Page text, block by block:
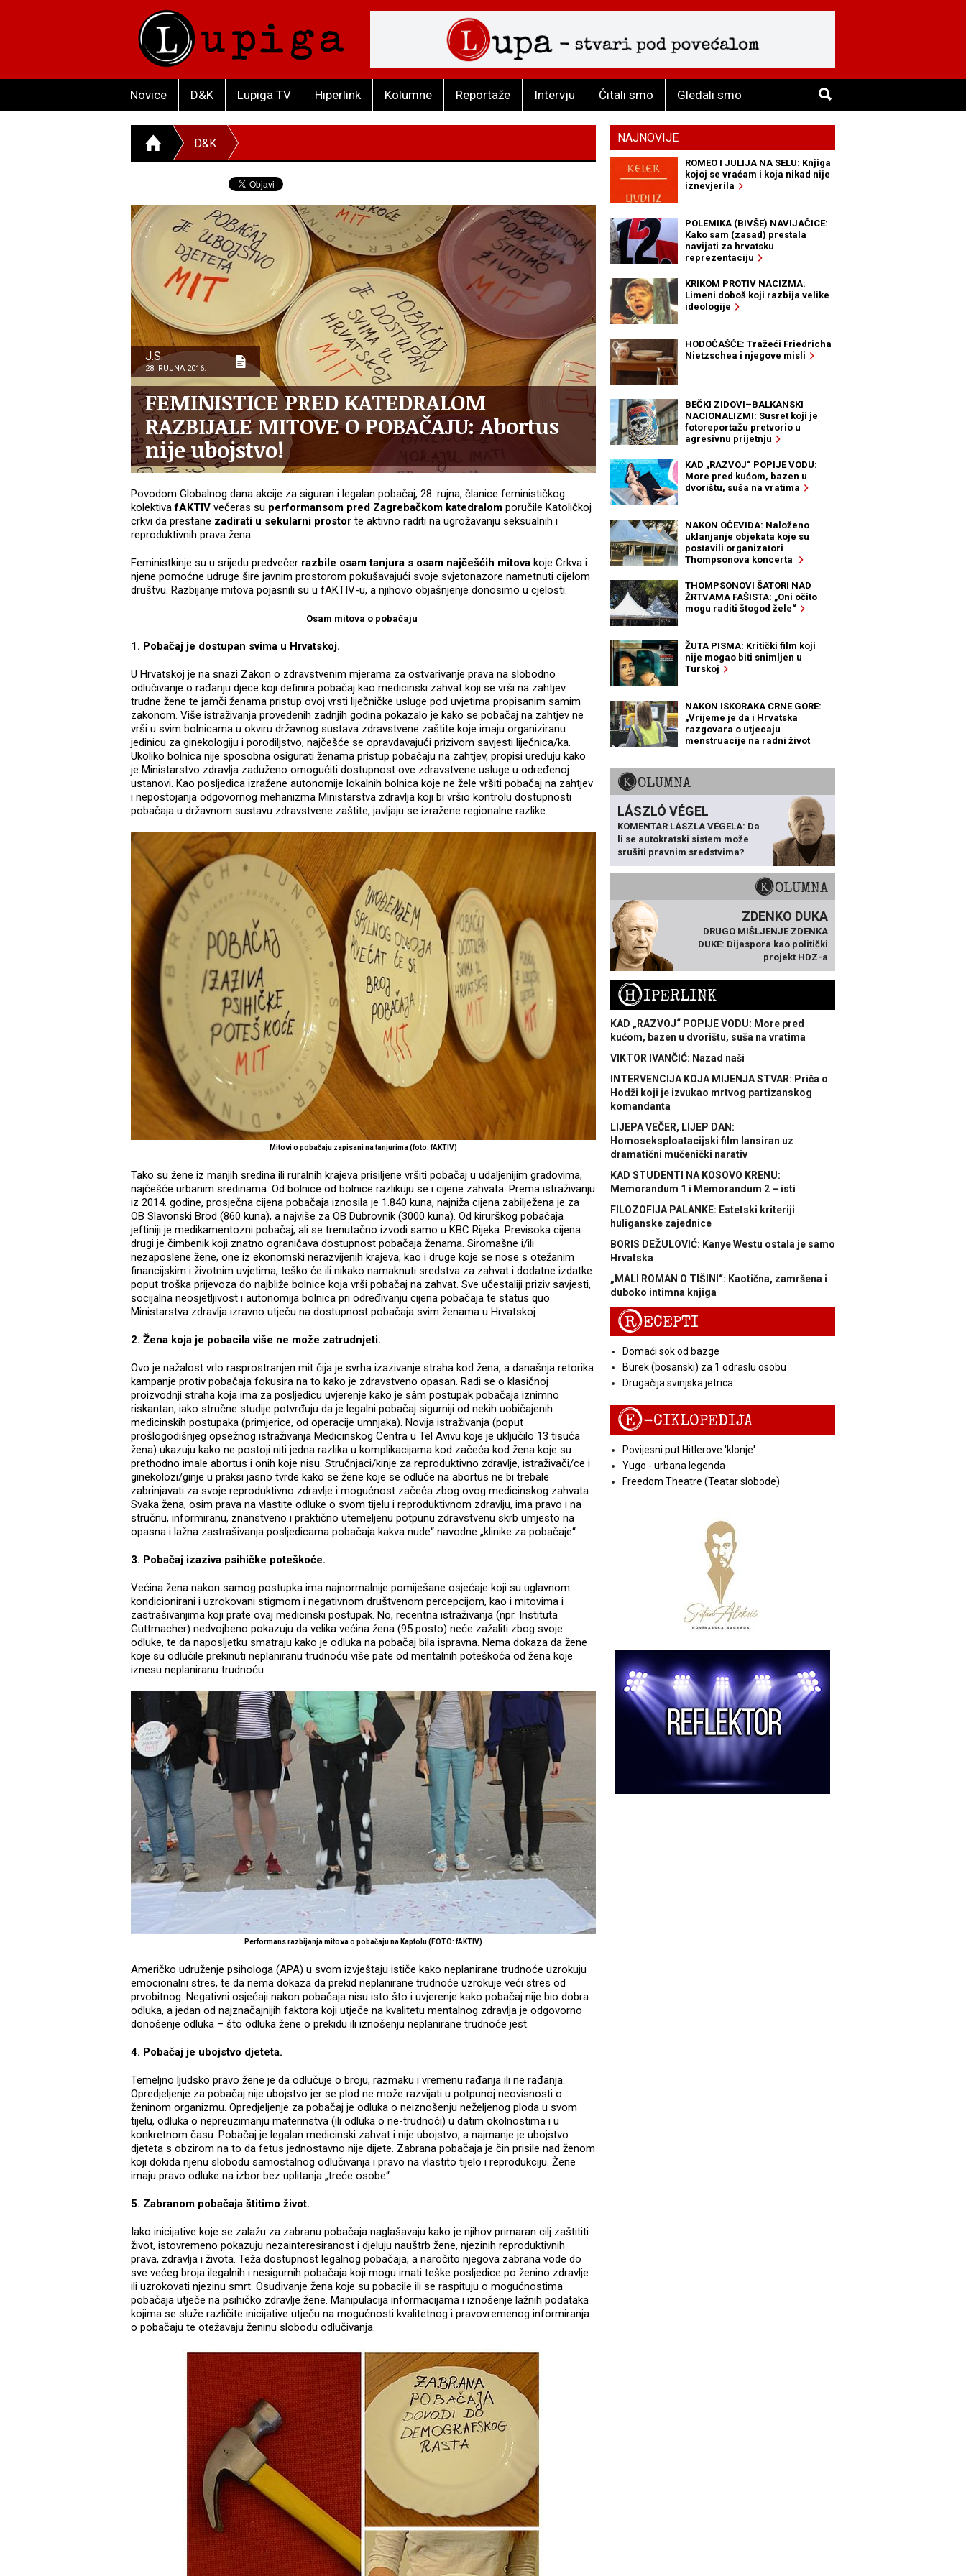
Novice D&K Lupiga TV Hiperlink Kolumne Reportaže Intervju Čitali smo Gledali smo
D&K
J.S.
28. RUJNA 2016.
FEMINISTICE PRED KATEDRALOM
RAZBIJALE MITOVE O POBAČAJU: Abortus
nije ubojstvo!
Povodom Globalnog dana akcije za siguran i legalan pobačaj, 28. rujna, članice feminističkog
kolektivafAKTIV večeras su performansom pred Zagrebačkom katedralom poručile Katoličkoj
crkvi da prestane zadirati u sekularni prostor te aktivno raditi na ugrožavanju seksualnih i
reproduktivnih prava žena.
Feministkinje su u srijedu predvečer razbile osam tanjura s osam najčešćih mitova koje Crkva i
njene pomoćne udruge šire javnim prostorom pokušavajući svoje svjetonazore nametnuti cijelom
društvu. Razbijanje mitova pojasnili su u fAKTIV-u, a njihovo objašnjenje donosimo u cjelosti.
Osam mitova o pobačaju
1. Pobačaj je dostupan svima u Hrvatskoj.
U Hrvatskoj je na snazi Zakon o zdravstvenim mjerama za ostvarivanje prava na slobodno
odlučivanje o rađanju djece koji definira pobačaj kao medicinski zahvat koji se vrši na zahtjev
trudne žene te jamči ženama pristup ovoj vrsti liječničke usluge pod uvjetima propisanim samim
zakonom. Više istraživanja provedenih zadnjih godina pokazalo je kako se pobačaj na zahtjev ne
vrši u svim bolnicama u okviru državnog sustava zdravstvene zaštite koje imaju organiziranu
jedinicu za ginekologiju i porodiljstvo, najčešće se opravdavajući prizivom savjesti liječnica/ka.
Ukoliko bolnica nije sposobna osigurati ženama pristup pobačaju na zahtjev, propisi uređuju kako
je Ministarstvo zdravlja zaduženo omogućiti dostupnost ove zdravstvene usluge u određenoj
ustanovi. Kao posljedica izražene autonomije lokalnih bolnica koje ne žele vršiti pobačaj na zahtjev
i nepostojanja odgovornog mehanizma Ministarstva zdravlja koji bi vršio kontrolu dostupnosti
pobačaja u državnom sustavu zdravstvene zaštite, javljaju se izražene regionalne razlike.
Mitovi o pobačaju zapisani na tanjurima (foto: fAKTIV)
Tako su žene iz manjih sredina ili ruralnih krajeva prisiljene vršiti pobačaj u udaljenijim gradovima,
najčešće urbanim sredinama. Od bolnice od bolnice razlikuju se i cijene zahvata. Prema istraživanju
iz 2014. godine, prosječna cijena pobačaja iznosila je 1.840 kuna, najniža cijena zabilježena je za
OB Slavonski Brod (860 kuna), a najviše za OB Dubrovnik (3000 kuna). Od kirurškog pobačaja
jeftiniji je medikamentozni pobačaj, ali se trenutačno izvodi samo u KBC Rijeka. Previsoka cijena
drugi je čimbenik koji znatno ograničava dostupnost pobačaja ženama. Siromašne i/ili
nezaposlene žene, one iz ekonomski nerazvijenih krajeva, kao i druge koje se nose s otežanim
financijskim i životnim uvjetima, teško će ili nikako namaknuti sredstva za zahvat i dodatne izdatke
poput troška prijevoza do najbliže bolnice koja vrši pobačaj na zahvat. Sve učestaliji priziv savjesti,
socijalna neosjetljivost i autonomija bolnica pri određivanju cijena pobačaja te status quo
Ministarstva zdravlja izravno utječu na dostupnost pobačaja svim ženama u Hrvatskoj.
2. Žena koja je pobacila više ne može zatrudnjeti.
Ovo je nažalost vrlo rasprostranjen mit čija je svrha izazivanje straha kod žena, a današnja retorika
kampanje protiv pobačaja fokusira na to kako je zdravstveno opasan. Radi se o klasičnoj
proizvodnji straha koja ima za posljedicu uvjerenje kako je sâm postupak pobačaja iznimno
riskantan, iako stručne studije potvrđuju da je legalni pobačaj sigurniji od nekih uobičajenih
medicinskih postupaka (primjerice, od operacije umnjaka). Novija istraživanja (poput
prošlogodišnjeg opsežnog istraživanja Medicinskog Centra u Tel Avivu koje je uključilo 13 tisuća
žena) ukazuju kako ne postoji niti jedna razlika u komplikacijama kod začeća kod žena koje su
prethodno imale abortus i onih koje nisu. Stručnjaci/kinje za reproduktivno zdravlje, istraživači/ce i
ginekolozi/ginje u praksi jasno tvrde kako se žene koje se odluče na abortus ne bi trebale
zabrinjavati za svoje reproduktivno zdravlje i mogućnost začeća zbog ovog medicinskog zahvata.
Svaka žena, osim prava na vlastite odluke o svom tijelu i reproduktivnom zdravlju, ima pravo i na
stručnu, informiranu, znanstveno i praktično utemeljenu potpunu zdravstvenu skrb umjesto na
opasna i lažna zastrašivanja posljedicama pobačaja kakva nude“ navodne „klinike za pobačaje“.
3. Pobačaj izaziva psihičke poteškoće.
Većina žena nakon samog postupka ima najnormalnije pomiješane osjećaje koji su uglavnom
kondicionirani i uzrokovani stigmom i negativnom društvenom percepcijom, kao i mitovima i
zastrašivanjima koji prate ovaj medicinski postupak. No, recentna istraživanja (npr. Instituta
Guttmacher) nedvojbeno pokazuju da velika većina žena (95 posto) neće zažaliti zbog svoje
odluke, te da naposljetku smatraju kako je odluka na pobačaj bila ispravna. Nema dokaza da žene
koje su odlučile prekinuti neplaniranu trudnoću više pate od mentalnih poteškoća od žena koje
iznesu neplaniranu trudnoću.
Performans razbijanja mitova o pobačaju na Kaptolu (FOTO: fAKTIV)
Američko udruženje psihologa (APA) u svom izvještaju ističe kako neplanirane trudnoće uzrokuju
emocionalni stres, te da nema dokaza da prekid neplanirane trudnoće uzrokuje veći stres od
prvobitnog. Negativni osjećaji nakon pobačaja nisu isto što i uvjerenje kako pobačaj nije bio dobra
odluka, a jedan od najznačajnijih faktora koji utječe na kvalitetu mentalnog zdravlja je odgovorno
donošenje odluka – što odluka žene o prekidu ili iznošenju neplanirane trudnoće jest.
4. Pobačaj je ubojstvo djeteta.
Temeljno ljudsko pravo žene je da odlučuje o broju, razmaku i vremenu rađanja ili ne rađanja.
Opredjeljenje za pobačaj nije ubojstvo jer se plod ne može razvijati u potpunoj neovisnosti o
ženinom organizmu. Opredjeljenje za pobačaj je odluka o neiznošenju neželjenog ploda u svom
tijelu, odluka o nepreuzimanju materinstva (ili odluka o ne-trudnoći) u datim okolnostima i u
konkretnom času. Pobačaj je legalan medicinski zahvat i nije ubojstvo, a najmanje je ubojstvo
djeteta s obzirom na to da fetus jednostavno nije dijete. Zabrana pobačaja je čin prisile nad ženom
koji dokida njenu slobodu samostalnog odlučivanja i pravo na vlastito tijelo i reprodukciju. Žene
imaju pravo odluke na izbor bez uplitanja „treće osobe“.
5. Zabranom pobačaja štitimo život.
Iako inicijative koje se zalažu za zabranu pobačaja naglašavaju kako je njihov primaran cilj zaštititi
život, istovremeno pokazuju nezainteresiranost i djeluju nauštrb žene, njezinih reproduktivnih
prava, zdravlja i života. Teža dostupnost legalnog pobačaja, a naročito njegova zabrana vode do
sve većeg broja ilegalnih i nesigurnih pobačaja koji mogu imati teške posljedice po ženino zdravlje
ili uzrokovati njezinu smrt. Osuđivanje žena koje su pobacile ili se raspituju o mogućnostima
pobačaja utječe na psihičko zdravlje žene. Manipulacija informacijama i iznošenje lažnih podataka
kojima se služe različite inicijative utječu na mogućnosti kvalitetnog i pravovremenog informiranja
o pobačaju te otežavaju ženinu slobodu odlučivanja.
NAJNOVIJE
ROMEO I JULIJA NA SELU: Knjiga
kojoj se vraćam i koja nikad nije
iznevjerila
POLEMIKA (BIVŠE) NAVIJAČICE:
Kako sam (zasad) prestala
navijati za hrvatsku
reprezentaciju
KRIKOM PROTIV NACIZMA:
Limeni doboš koji razbija velike
ideologije
HODOČAŠĆE: Tražeći Friedricha
Nietzschea i njegove misli
BEČKI ZIDOVI–BALKANSKI
NACIONALIZMI: Susret koji je
fotoreportažu pretvorio u
agresivnu prijetnju
KAD „RAZVOJ“ POPIJE VODU:
More pred kućom, bazen u
dvorištu, suša na vratima
NAKON OČEVIDA: Naloženo
uklanjanje objekata koje su
postavili organizatori
Thompsonova koncerta
THOMPSONOVI ŠATORI NAD
ŽRTVAMA FAŠISTA: „Oni očito
mogu raditi štogod žele“
ŽUTA PISMA: Kritički film koji
nije mogao biti snimljen u
Turskoj
NAKON ISKORAKA CRNE GORE:
„Vrijeme je da i Hrvatska
razgovara o utjecaju
menstruacije na radni život
KOLUMNA
LÁSZLÓ VÉGEL
KOMENTAR LÁSZLA VÉGELA: Da
li se autokratski sistem može
srušiti pravnim sredstvima?
KOLUMNA
ZDENKO DUKA
DRUGO MIŠLJENJE ZDENKA
DUKE: Dijaspora kao politički
projekt HDZ-a
HIPERLINK
KAD „RAZVOJ“ POPIJE VODU: More pred
kućom, bazen u dvorištu, suša na vratima
VIKTOR IVANČIĆ: Nazad naši
INTERVENCIJA KOJA MIJENJA STVAR: Priča o
Hodži koji je izvukao mrtvog partizanskog
komandanta
LIJEPA VEČER, LIJEP DAN:
Homoseksploatacijski film lansiran uz
dramatični mučenički narativ
KAD STUDENTI NA KOSOVO KRENU:
Memorandum 1 i Memorandum 2 – isti
FILOZOFIJA PALANKE: Estetski kriteriji
huliganske zajednice
BORIS DEŽULOVIĆ: Kanye Westu ostala je samo
Hrvatska
„MALI ROMAN O TIŠINI“: Kaotična, zamršena i
duboko intimna knjiga
RECEPTI
Domaći sok od bazge
Burek (bosanski) za 1 odraslu osobu
Drugačija svinjska jetrica
E-CIKLOPEDIJA
Povijesni put Hitlerove 'klonje'
Yugo - urbana legenda
Freedom Theatre (Teatar slobode)